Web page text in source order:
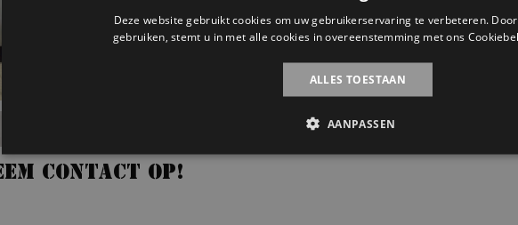
contact op!
Deze website gebruikt cookies om uw gebruikerservaring te verbeteren.
gebruiken, stemt u in met alle cookies in overeenstemming met ons
ALLES TOESTAAN
AANPASSEN